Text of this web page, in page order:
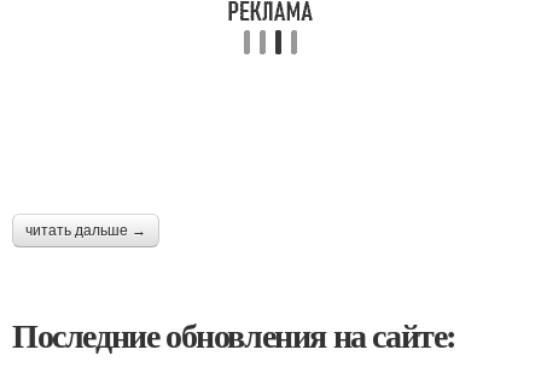
читать дальше →
Последние обновления на сайте: